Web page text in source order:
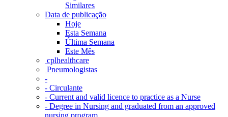
Similares
Data de publicação
Hoje
Esta Semana
Última Semana
Este Mês
‎ cplhealthcare‬
Pneumologistas
-
- Circulante
- Current and valid licence to practice as a Nurse
- Degree in Nursing and graduated from an approved
nursing program